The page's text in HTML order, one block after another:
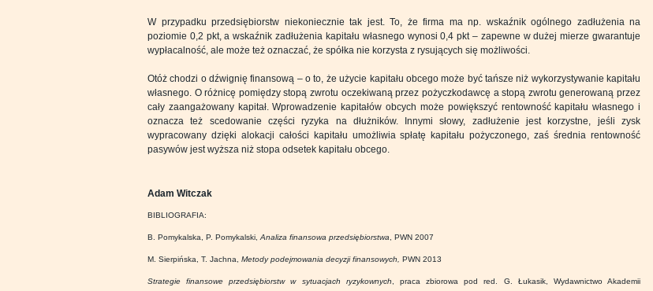
W przypadku przedsiębiorstw niekoniecznie tak jest. To, że firma ma np. wskaźnik ogólnego zadłużenia na
poziomie 0,2 pkt, a wskaźnik zadłużenia kapitału własnego wynosi 0,4 pkt – zapewne w dużej mierze gwarantuje
wypłacalność, ale może też oznaczać, że spółka nie korzysta z rysujących się możliwości.
Otóż chodzi o dźwignię finansową – o to, że użycie kapitału obcego może być tańsze niż wykorzystywanie kapitału
własnego. O różnicę pomiędzy stopą zwrotu oczekiwaną przez pożyczkodawcę a stopą zwrotu generowaną przez
cały zaangażowany kapitał. Wprowadzenie kapitałów obcych może powiększyć rentowność kapitału własnego i
oznacza też scedowanie części ryzyka na dłużników. Innymi słowy, zadłużenie jest korzystne, jeśli zysk
wypracowany dzięki alokacji całości kapitału umożliwia spłatę kapitału pożyczonego, zaś średnia rentowność
pasywów jest wyższa niż stopa odsetek kapitału obcego.
Adam Witczak
BIBLIOGRAFIA:
B. Pomykalska, P. Pomykalski, Analiza finansowa przedsiębiorstwa , PWN 2007
M. Sierpińska, T. Jachna, Metody podejmowania decyzji finansowych, PWN 2013
Strategie finansowe przedsiębiorstw w sytuacjach ryzykownych , praca zbiorowa pod red. G. Łukasik, Wydawnictwo Akademii